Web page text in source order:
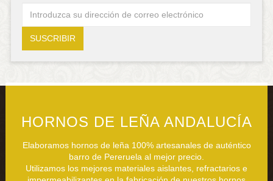
HORNOS DE LEÑA ANDALUCÍA
Elaboramos hornos de leña 100% artesanales de auténtico
barro de Pereruela al mejor precio.
Utilizamos los mejores materiales aislantes, refractarios e